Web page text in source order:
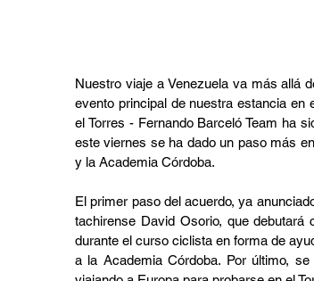
Nuestro viaje a Venezuela va más allá
evento principal de nuestra estancia en
el Torres - Fernando Barceló Team ha
este viernes se ha dado un paso más
y la Academia Córdoba.
El primer paso del acuerdo, ya
tachirense David Osorio, que debutará
durante el curso ciclista en forma de
a la Academia Córdoba. Por último,